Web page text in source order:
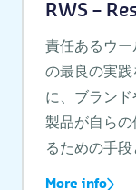
RWS –
責任あるウー
の最良の実
に、ブラン
製品が自ら
るための手段
More info